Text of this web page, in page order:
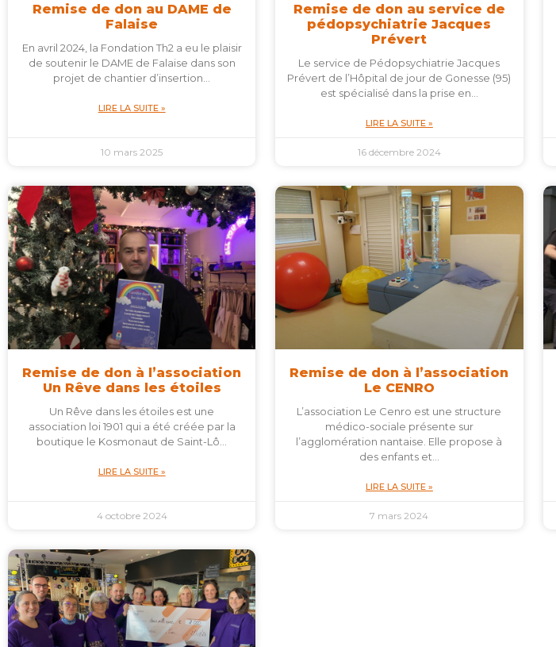
Remise de don au DAME de
Falaise
En avril 2024, la Fondation Th2 a eu le plaisir
de soutenir le DAME de Falaise dans son
projet de chantier d’insertion…
LIRE LA SUITE »
10 mars 2025
Remise de don au service de
pédopsychiatrie Jacques
Prévert
Le service de Pédopsychiatrie Jacques
Prévert de l’Hôpital de jour de Gonesse (95)
est spécialisé dans la prise en…
LIRE LA SUITE »
16 décembre 2024
Remise de don à l’association
Un Rêve dans les étoiles
Un Rêve dans les étoiles est une
association loi 1901 qui a été créée par la
boutique le Kosmonaut de Saint-Lô…
LIRE LA SUITE »
4 octobre 2024
Remise de don à l’association
Le CENRO
L’association Le Cenro est une structure
médico-sociale présente sur
l’agglomération nantaise. Elle propose à
des enfants et…
LIRE LA SUITE »
7 mars 2024